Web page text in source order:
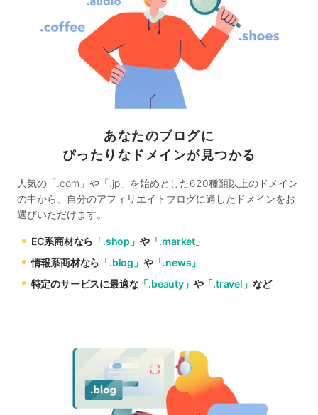
あなたのブログに
ぴったりなドメインが見つかる
人気の「.com」や「.jp」を始めとした620種類以上のドメイン
の中から、自分のアフィリエイトブログに適したドメインをお
選びいただけます。
EC系商材なら 「.shop」 や「.market」
情報系商材なら 「.blog」 や「.news」
特定のサービスに最適な「.beauty」 や「.travel」 など